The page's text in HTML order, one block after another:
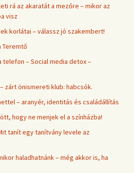
rá az akaratát a mezőre – mikor az
visz
korlátai – válassz jó szakembert!
Teremtő
– Social media detox –
zárt önismereti klub: habcsók.
– aranyér, identitás és családállítás
hogy ne menjek el a színházba!
tanít egy tanítvány levele az
haladhatnánk – még akkor is, ha